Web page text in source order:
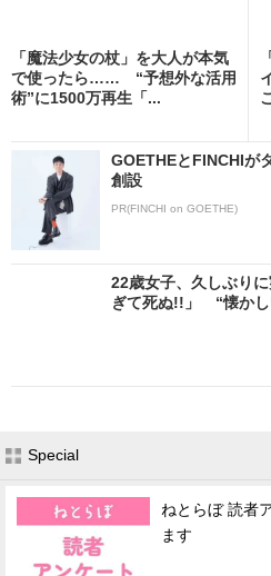
「魔法少女の杖」を大人が本気
で使ったら…… “予想外な活用
術”に1500万再生「...
GOETHEとFINCHIが
創設
PR(FINCHI on GOETHE)
22歳女子、久しぶり
ぎて死ぬ!!」 “懐かし
Special
ねとらぼ 読者
ます